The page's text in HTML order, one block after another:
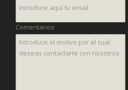
Comentarios